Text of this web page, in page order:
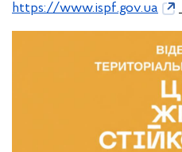
https://www.ispf.gov.ua